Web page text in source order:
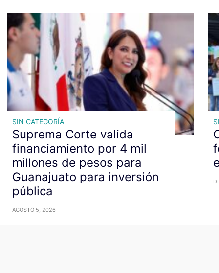
SIN CATEGORÍA
Suprema Corte valida
financiamiento por 4 mil
millones de pesos para
Guanajuato para inversión
pública
AGOSTO 5, 2026